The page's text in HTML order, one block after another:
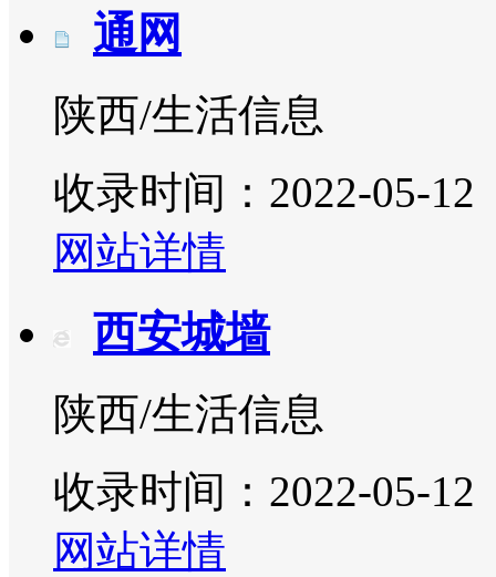
通网
陕西/生活信息
收录时间：2022-05-12
网站详情
西安城墙
陕西/生活信息
收录时间：2022-05-12
网站详情